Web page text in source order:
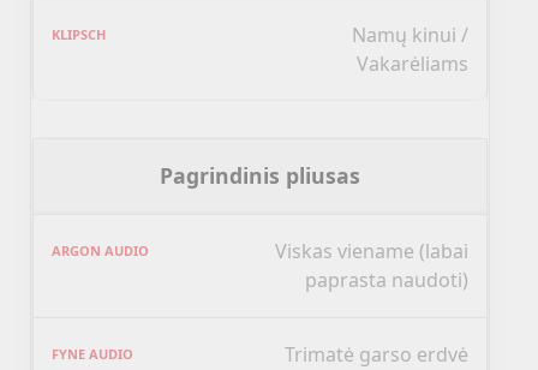
Namų kinui /
Vakarėliams
Pagrindinis pliusas
Viskas viename (labai
paprasta naudoti)
Trimatė garso erdvė